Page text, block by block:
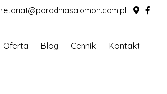
Oferta Blog Cennik Kontakt